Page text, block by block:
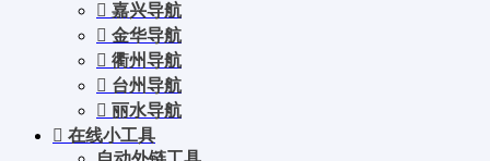
嘉兴导航
金华导航
衢州导航
台州导航
丽水导航
在线小工具